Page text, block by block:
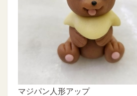
マジパン人形アップ